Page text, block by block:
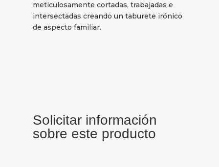
meticulosamente cortadas, trabajadas e
intersectadas creando un taburete irónico
de aspecto familiar.
Solicitar información
sobre este producto